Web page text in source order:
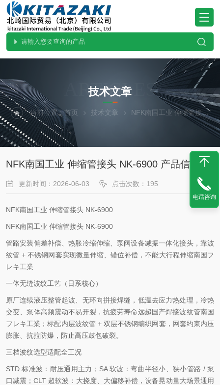
ARTICLES
技术文章
当前位置：首页 技术文章 NFK南国工业 伸缩管接头 NK-6900 产品信息
NFK南国工业 伸缩管接头 NK-6900 产品信息
更新时间：2026-06-03 点击次数：195
NFK南国工业 伸缩管接头 NK-6900
NFK南国工业 伸缩管接头 NK-6900
管路安装偏差补偿、热胀冷缩伸缩、泵阀设备减振一体化接头，靠波
纹管 + 不锈钢网套实现微量伸缩、错位补偿，不能大行程伸缩南国フ
レキ工業
一体无缝波纹工艺（日系核心）
原厂连续液压整管起波、无环向拼接焊缝，低温去应力热处理，冷热
交变、泵体高频震动不易开裂，抗疲劳寿命远超国产焊接波纹管南国
フレキ工業；标配内层波纹管 + 双层不锈钢编织网套，网套约束内压
膨胀、抗拉防爆，防止高压鼓包破裂。
三档波纹选型适配全工况
STD 标准波：耐压通用主力；SA 软波：弯曲半径小、狭小管路 / 泵
口减震；CLT 超软波：大挠度、大偏移补偿，设备晃动量大场景通用
电话咨询